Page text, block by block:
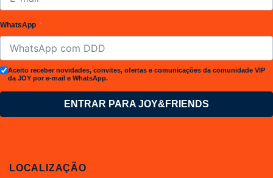
WhatsApp
Aceito receber novidades, convites, ofertas e comunicações da comunidade VIP
da JOY por e-mail e WhatsApp.
ENTRAR PARA JOY&FRIENDS
LOCALIZAÇÃO